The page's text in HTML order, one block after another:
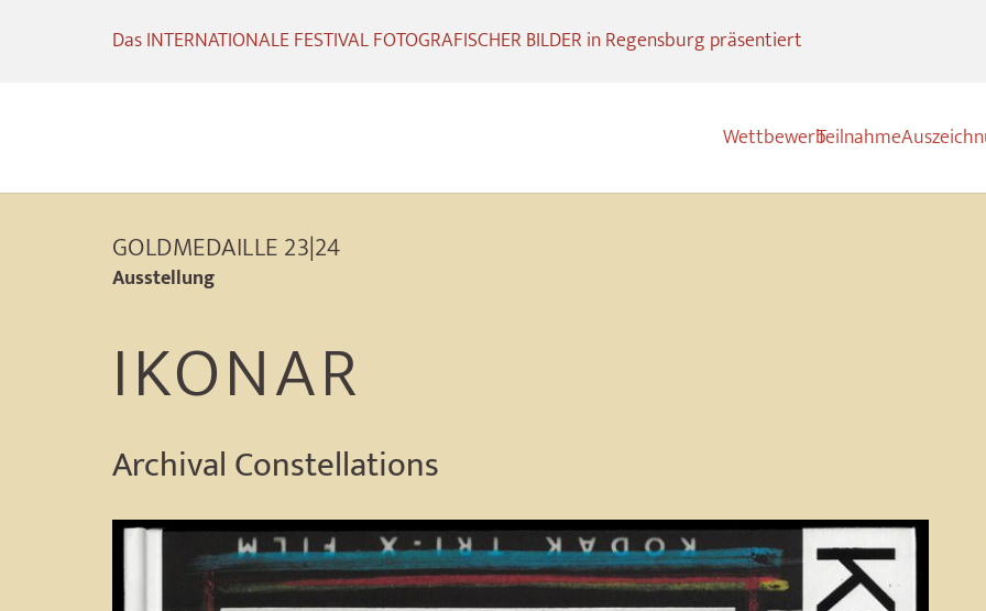
Das INTERNATIONALE FESTIVAL FOTOGRAFISCHER BILDER in Regensburg präsentiert
WettbewerbTeilnahme
GOLDMEDAILLE 23|24
Ausstellung
IKONAR
Archival Constellations